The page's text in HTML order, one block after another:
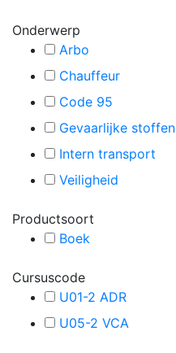
Onderwerp
Arbo
Chauffeur
Code 95
Gevaarlijke stoffen
Intern transport
Veiligheid
Productsoort
Boek
Cursuscode
U01-2 ADR
U05-2 VCA